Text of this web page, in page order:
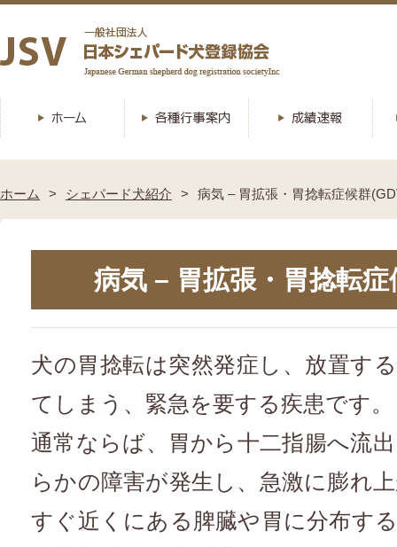
ホーム シェパード犬紹介 病気 – 胃拡張・胃捻転症候群
病気 – 胃拡張・胃捻転
犬の胃捻転は突然発症し、放置す
てしまう、緊急を要する疾患です。
通常ならば、胃から十二指腸へ流
らかの障害が発生し、急激に膨れ
すぐ近くにある脾臓や胃に分布す